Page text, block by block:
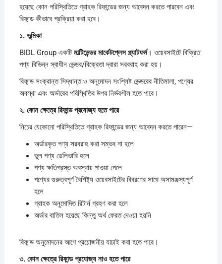
হয়েছে কোন পরিস্থিতিতে গ্রাহক রিফান্ডের জন্য আবেদন করতে পারবেন এবং
রিফান্ড কীভাবে প্রক্রিয়া করা হবে।
১. ভূমিকা
BIDL Group একটি মাল্টিভেন্ডরমার্কেটপ্লেসপ্ল্যাটফর্ম। ওয়েবসাইটে বিক্রিত
পণ্য বিভিন্ন স্বাধীন ভেন্ডর/বিক্রেতা দ্বারা সরবরাহ করা হয়।
রিফান্ড সংক্রান্ত সিদ্ধান্ত ও অনুমোদন সংশ্লিষ্ট ভেন্ডরের নীতিমালা, পণ্যের
অবস্থা এবং অর্ডারের পরিস্থিতির উপর নির্ভরশীল হতে পারে।
২. কোনক্ষেত্রেরিফান্ডপ্রযোজ্যহতেপারে
নিচের যেকোনো পরিস্থিতিতে গ্রাহক রিফান্ডের জন্য আবেদন করতে পারেন—
অর্ডারকৃত পণ্য সরবরাহ করা সম্ভব না হলে
ভুল পণ্য ডেলিভারি হলে
পণ্য ক্ষতিগ্রস্ত অবস্থায় পাওয়া গেলে
পণ্যের গুরুত্বপূর্ণ বৈশিষ্ট্য ওয়েবসাইটের বিবরণের সাথে অসামঞ্জস্যপূর্ণ
হলে
গ্রাহক অনুমোদিত রিটার্ন গ্রহণ করা হলে
অর্ডার বাতিল হয়েছে কিন্তু অর্থ ফেরত দেওয়া হয়নি
রিফান্ড অনুমোদনের আগে প্রয়োজনীয় যাচাই করা হতে পারে।
৩. কোনক্ষেত্রেরিফান্ডপ্রযোজ্যনাওহতেপারে